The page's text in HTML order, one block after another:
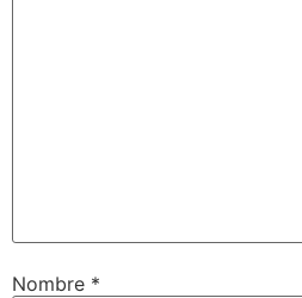
Nombre *